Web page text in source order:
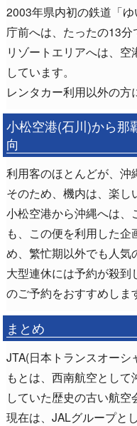
2003年県内初の鉄道「
庁前へは、たったの13分
リゾートエリアへは、
しています。
レンタカー利用以外の方
小松空港(石川)から那
向
利用客のほとんどが、沖
そのため、機内は、楽し
小松空港から沖縄へは、
も、この便を利用した
め、繁忙期以外でも人気
大型連休には予約が殺到
のご予約をおすすめしま
まとめ
JTA(日本トランスオーシ
もとは、西南航空とし
していた歴史の古い航空
現在は、JALグループと